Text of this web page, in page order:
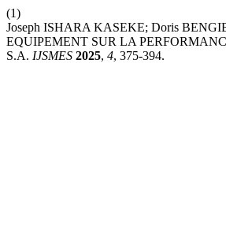
(1)
Joseph ISHARA KASEKE; Doris
EQUIPEMENT SUR LA
S.A. IJSMES 2025, 4, 375-394.